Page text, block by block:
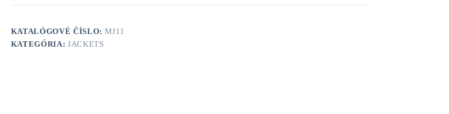
Jacket
KATALÓGOVÉ ČÍSLO: MJ11
KATEGÓRIA: JACKETS